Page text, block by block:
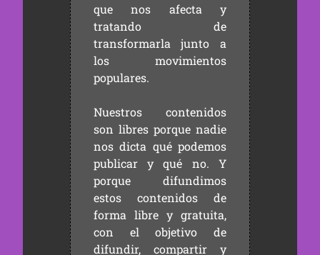
que nos afecta y
tratando de
transformarla junto a
los movimientos
populares.
Nuestros contenidos
son libres porque nadie
nos dicta qué podemos
publicar y qué no. Y
porque difundimos
estos contenidos de
forma libre y gratuita,
con el objetivo de
difundir, compartir y